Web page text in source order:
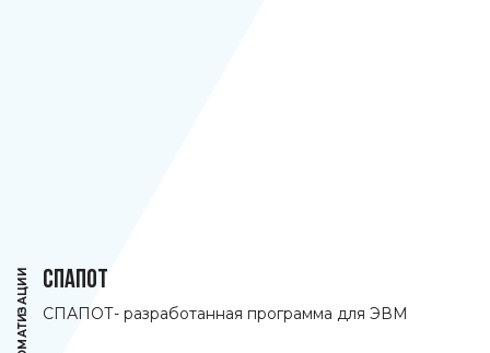
СПАПОТ
СПАПОТ- разработанная программа для ЭВМ